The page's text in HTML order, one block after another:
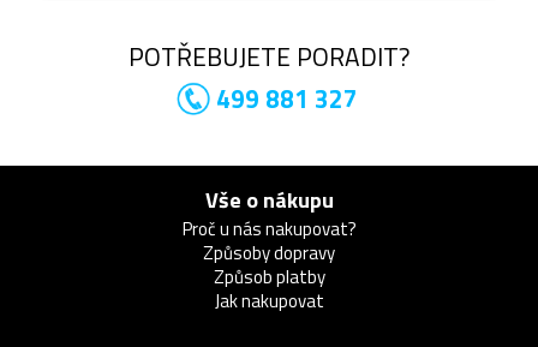
POTŘEBUJETE PORADIT?
499 881 327
Vše o nákupu
Proč u nás nakupovat?
Způsoby dopravy
Způsob platby
Jak nakupovat